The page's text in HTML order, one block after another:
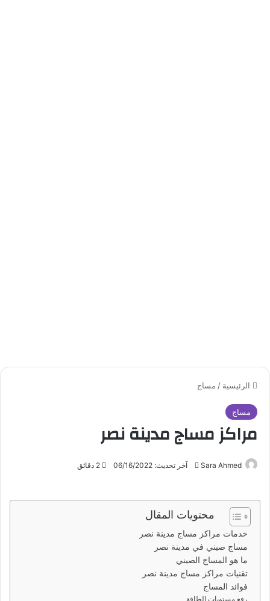
الرئيسية / مساج
مساج
مراكز مساج مدينة نصر
Sara Ahmed
ب
ر
ي
إ
آخر تحديث: 06/16/2022
محتويات المقال
خدمات مراكز مساج مدينة نصر
مساج صيني في مدينة نصر
ما هو المساج الصيني
تقنيات مراكز مساج مدينة نصر
فوائد المساج
رفع مستويات الطاقة